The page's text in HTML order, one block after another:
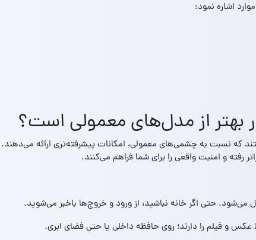
اشاره نمود:
از مدل‌های معمولی است؟
که نسبت به چشمی‌های معمولی، امکانات پیشرفته‌تری ارائه
و امنیت واقعی را برای شما فراهم می‌کنند.
حتی اگر خانه نباشید، از ورود و خروج‌ها باخبر می‌شوید.
و فیلم را دارند؛ روی حافظه داخلی یا حتی فضای ابری.